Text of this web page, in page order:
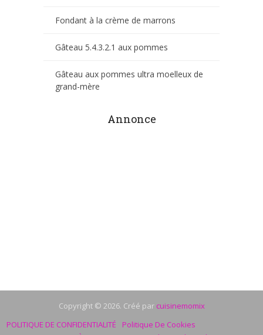
Fondant à la crème de marrons
Gâteau 5.4.3.2.1 aux pommes
Gâteau aux pommes ultra moelleux de
grand-mère
Annonce
Copyright © 2026. Créé par cuisinemomix
POLITIQUE DE CONFIDENTIALITÉ
Politique De Cookies